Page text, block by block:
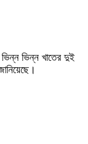
ভিন্ন ভিন্ন খাতের দুই